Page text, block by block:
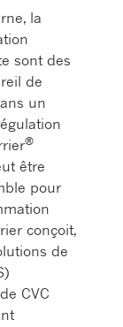
la
sont des
de
un
®
être
pour
conçoit,
de
CVC